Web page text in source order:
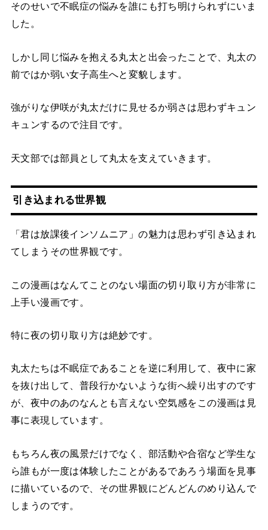
そのせいで不眠症の悩みを誰にも打ち明けられずにいま
した。
しかし同じ悩みを抱える丸太と出会ったことで、丸太の
前ではか弱い女子高生へと変貌します。
強がりな伊咲が丸太だけに見せるか弱さは思わずキュン
キュンするので注目です。
天文部では部員として丸太を支えていきます。
引き込まれる世界観
「君は放課後インソムニア」の魅力は思わず引き込まれ
てしまうその世界観です。
この漫画はなんてことのない場面の切り取り方が非常に
上手い漫画です。
特に夜の切り取り方は絶妙です。
丸太たちは不眠症であることを逆に利用して、夜中に家
を抜け出して、普段行かないような街へ繰り出すのです
が、夜中のあのなんとも言えない空気感をこの漫画は見
事に表現しています。
もちろん夜の風景だけでなく、部活動や合宿など学生な
ら誰もが一度は体験したことがあるであろう場面を見事
に描いているので、その世界観にどんどんのめり込んで
しまうのです。